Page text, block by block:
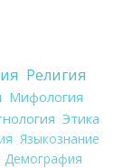
Религия
Мифология
Этика
Языкознание
Демография